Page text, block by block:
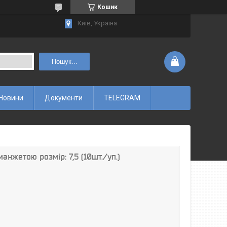
Кошик
Київ, Україна
Пошук...
Документи TELEGRAM
розмір: 7,5 (10шт./уп.)